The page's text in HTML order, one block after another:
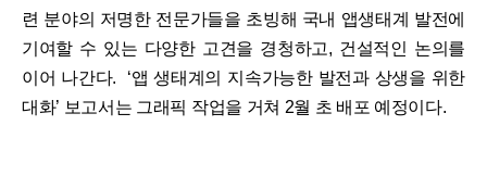
련 분야의 저명한 전문가들을 초빙해 국내 앱생태계 발전에
기여할 수 있는 다양한 고견을 경청하고, 건설적인 논의를
이어 나간다. ‘앱 생태계의 지속가능한 발전과 상생을 위한
대화’ 보고서는 그래픽 작업을 거쳐 2월 초 배포 예정이다.